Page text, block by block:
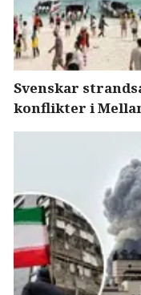
Svenskar
konflikter i